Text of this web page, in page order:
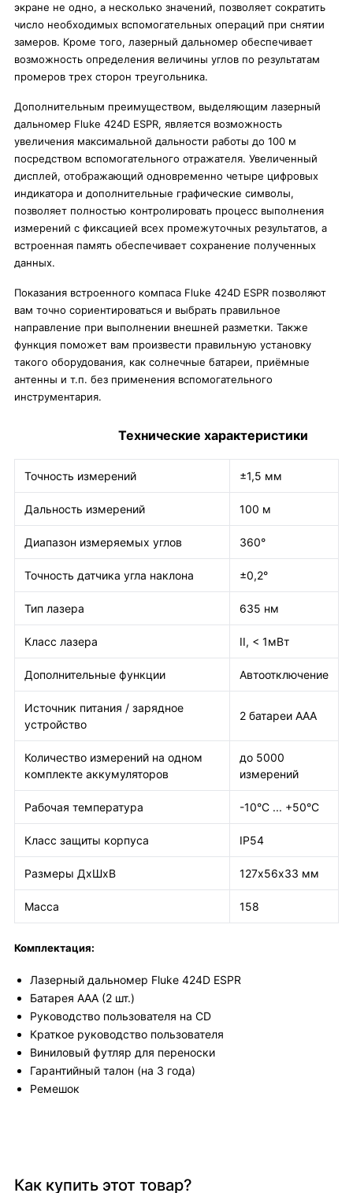
экране не одно, а несколько значений, позволяет сократить
число необходимых вспомогательных операций при снятии
замеров. Кроме того, лазерный дальномер обеспечивает
возможность определения величины углов по результатам
промеров трех сторон треугольника.
Дополнительным преимуществом, выделяющим лазерный
дальномер Fluke 424D ESPR, является возможность
увеличения максимальной дальности работы до 100 м
посредством вспомогательного отражателя. Увеличенный
дисплей, отображающий одновременно четыре цифровых
индикатора и дополнительные графические символы,
позволяет полностью контролировать процесс выполнения
измерений с фиксацией всех промежуточных результатов, а
встроенная память обеспечивает сохранение полученных
данных.
Показания встроенного компаса Fluke 424D ESPR позволяют
вам точно сориентироваться и выбрать правильное
направление при выполнении внешней разметки. Также
функция поможет вам произвести правильную установку
такого оборудования, как солнечные батареи, приёмные
антенны и т.п. без применения вспомогательного
инструментария.
Технические характеристики
Точность измерений ±1,5 мм
Дальность измерений 100 м
Диапазон измеряемых углов 360°
Точность датчика угла наклона ±0,2°
Тип лазера 635 нм
Класс лазера II, < 1мВт
Дополнительные функции Автоотключение
Источник питания / зарядное
устройство
2 батареи ААА
Количество измерений на одном
комплекте аккумуляторов
до 5000
измерений
Рабочая температура -10°С ... +50°С
Класс защиты корпуса IP54
Размеры ДхШхВ 127х56х33 мм
Масса 158
Комплектация:
Лазерный дальномер Fluke 424D ESPR
Батарея AAA (2 шт.)
Руководство пользователя на CD
Краткое руководство пользователя
Виниловый футляр для переноски
Гарантийный талон (на 3 года)
Ремешок
Как купить этот товар?